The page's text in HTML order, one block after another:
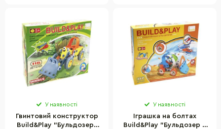
У наявності
Гвинтовий конструктор
Build&Play "Бульдозер"
У наявності
Іграшка на болтах
Build&Play "Бульдозер +